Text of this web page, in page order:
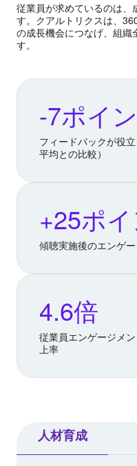
従業員が求めているのは
す。クアルトリクスは、
の成長機会につなげ、組織
す。
-7ポイ
フィードバックが役
平均との比較）
+25ポイ
傾聴実施後のエンゲ
4.6倍
従業員エンゲージメ
上率
人材育成